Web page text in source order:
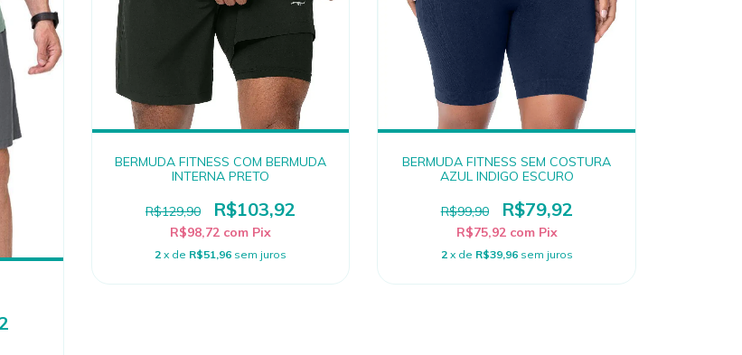
BERMUDA FITNESS COM BERMUDA
INTERNA PRETO
R$129,90 R$103,92
R$98,72 com Pix
2 x de R$51,96 sem juros
BERMUDA FITNESS SEM COSTURA
AZUL INDIGO ESCURO
R$99,90 R$79,92
R$75,92 com Pix
2 x de R$39,96 sem juros